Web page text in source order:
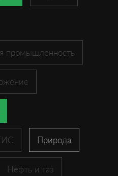
промышленность
Природа
Нефть и газ